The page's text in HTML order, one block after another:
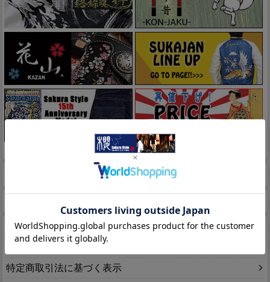
このページをPC用に切り替え
ログイン
メルマガ申込/停止
特定商取引法に基づく表示